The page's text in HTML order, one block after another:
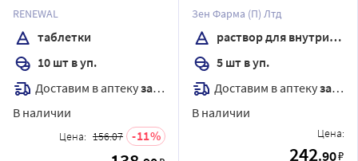
RENEWAL
таблетки
10 шт в уп.
Доставим в аптекузавтра
В наличии
Цена: 156.07 11
внутримышечного
введения 5 мл ампулы 5
шт.
Зен Фарма (П) Лтд
раствор для внутривенного и внутримышечного введения
5 шт в уп.
Доставим в аптекузавтра
В наличии
Цена:
242.90₽